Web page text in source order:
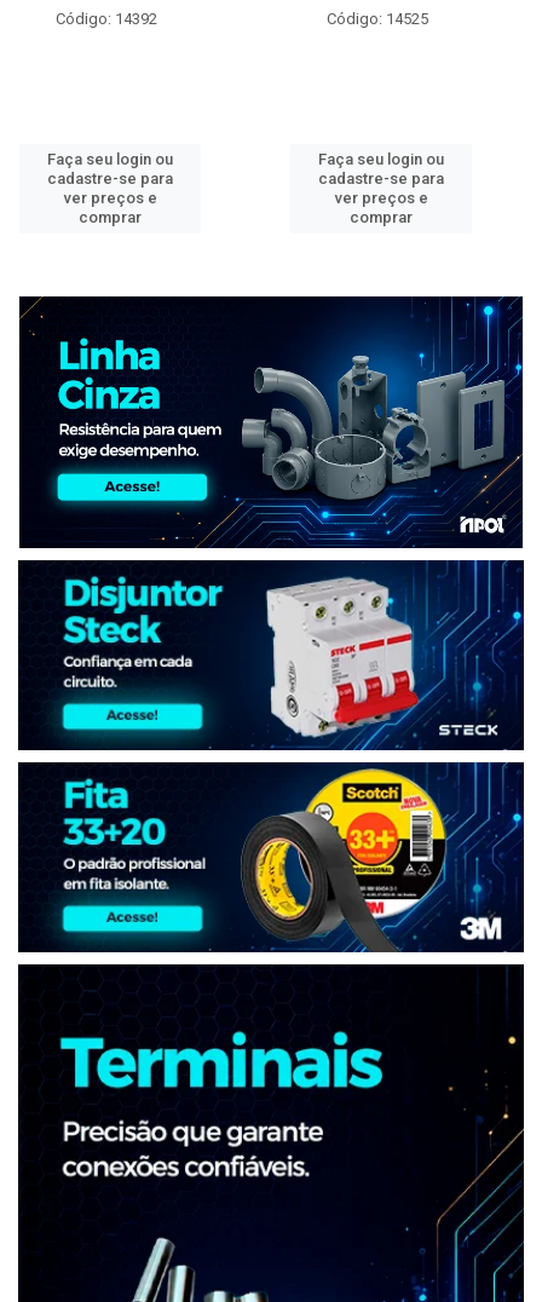
Código: 14392
Faça seu login ou
cadastre-se para
ver preços e
comprar
Código: 14525
Faça seu login ou
cadastre-se para
ver preços e
comprar